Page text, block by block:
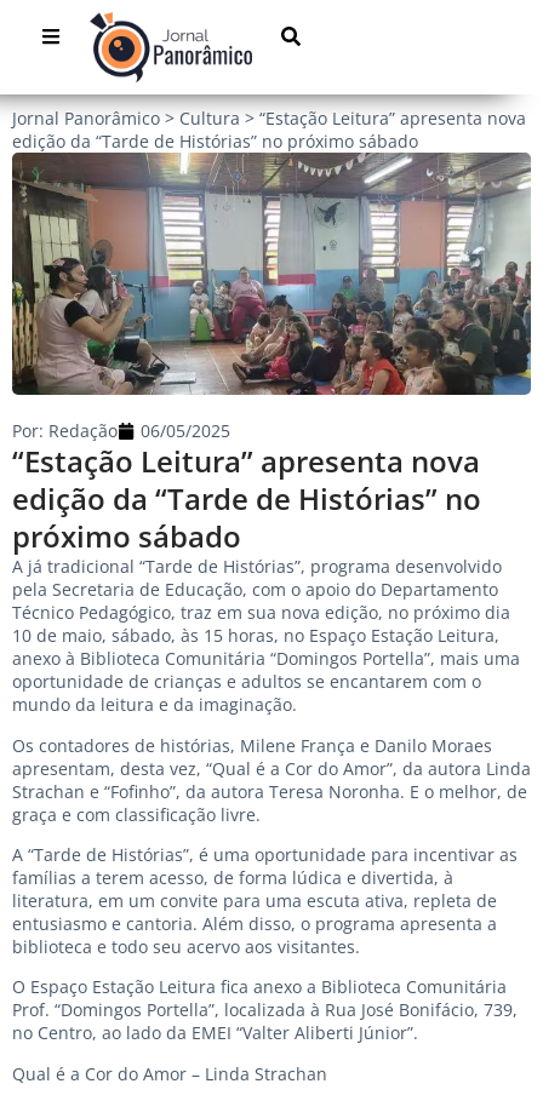
Jornal Panorâmico > Cultura > “Estação Leitura” apresenta nova
edição da “Tarde de Histórias” no próximo sábado
“Estação Leitura” apresenta nova
edição da “Tarde de Histórias” no
próximo sábado
Por: Redação 06/05/2025
A já tradicional “Tarde de Histórias”, programa desenvolvido
pela Secretaria de Educação, com o apoio do Departamento
Técnico Pedagógico, traz em sua nova edição, no próximo dia
10 de maio, sábado, às 15 horas, no Espaço Estação Leitura,
anexo à Biblioteca Comunitária “Domingos Portella”, mais uma
oportunidade de crianças e adultos se encantarem com o
mundo da leitura e da imaginação.
Os contadores de histórias, Milene França e Danilo Moraes
apresentam, desta vez, “Qual é a Cor do Amor”, da autora Linda
Strachan e “Fofinho”, da autora Teresa Noronha. E o melhor, de
graça e com classificação livre.
A “Tarde de Histórias”, é uma oportunidade para incentivar as
famílias a terem acesso, de forma lúdica e divertida, à
literatura, em um convite para uma escuta ativa, repleta de
entusiasmo e cantoria. Além disso, o programa apresenta a
biblioteca e todo seu acervo aos visitantes.
O Espaço Estação Leitura fica anexo a Biblioteca Comunitária
Prof. “Domingos Portella”, localizada à Rua José Bonifácio, 739,
no Centro, ao lado da EMEI “Valter Aliberti Júnior”.
Qual é a Cor do Amor – Linda Strachan